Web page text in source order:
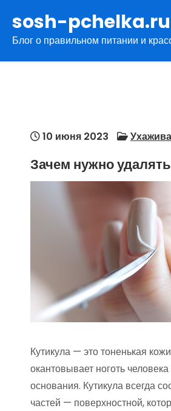
содержимому
sosh-pchelka.ru
Блог о правильном питании и
10 июня 2023
Зачем нужно
Кутикула — это тоненькая
окантовывает ноготь человека
основания. Кутикула всегда
частей — поверхностной,